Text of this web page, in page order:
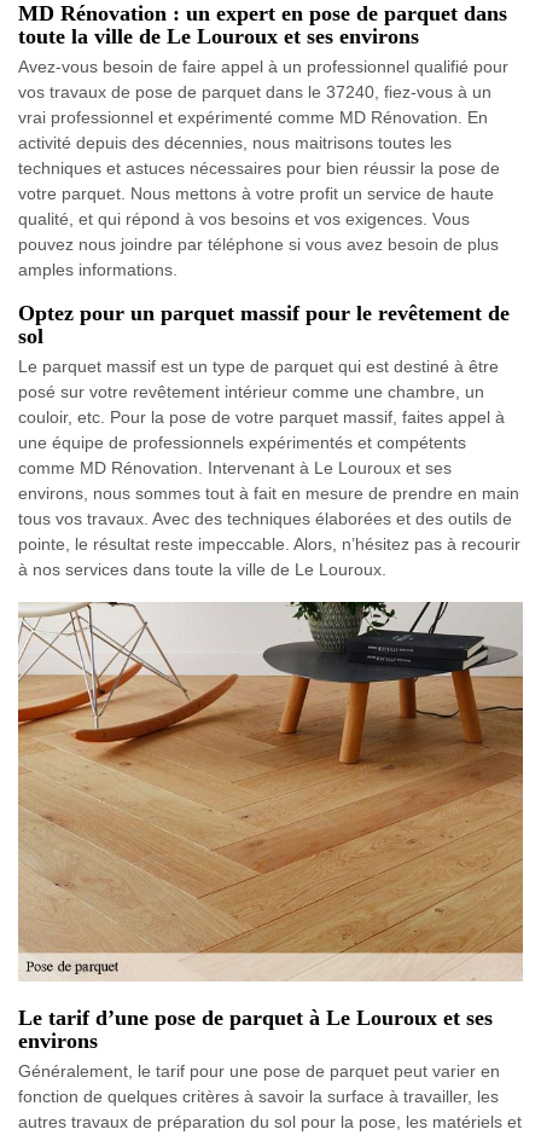
MD Rénovation : un expert en pose de parquet dans
toute la ville de Le Louroux et ses environs
Avez-vous besoin de faire appel à un professionnel qualifié pour
vos travaux de pose de parquet dans le 37240, fiez-vous à un
vrai professionnel et expérimenté comme MD Rénovation. En
activité depuis des décennies, nous maitrisons toutes les
techniques et astuces nécessaires pour bien réussir la pose de
votre parquet. Nous mettons à votre profit un service de haute
qualité, et qui répond à vos besoins et vos exigences. Vous
pouvez nous joindre par téléphone si vous avez besoin de plus
amples informations.
Optez pour un parquet massif pour le revêtement de
sol
Le parquet massif est un type de parquet qui est destiné à être
posé sur votre revêtement intérieur comme une chambre, un
couloir, etc. Pour la pose de votre parquet massif, faites appel à
une équipe de professionnels expérimentés et compétents
comme MD Rénovation. Intervenant à Le Louroux et ses
environs, nous sommes tout à fait en mesure de prendre en main
tous vos travaux. Avec des techniques élaborées et des outils de
pointe, le résultat reste impeccable. Alors, n’hésitez pas à recourir
à nos services dans toute la ville de Le Louroux.
Le tarif d’une pose de parquet à Le Louroux et ses
environs
Généralement, le tarif pour une pose de parquet peut varier en
fonction de quelques critères à savoir la surface à travailler, les
autres travaux de préparation du sol pour la pose, les matériels et